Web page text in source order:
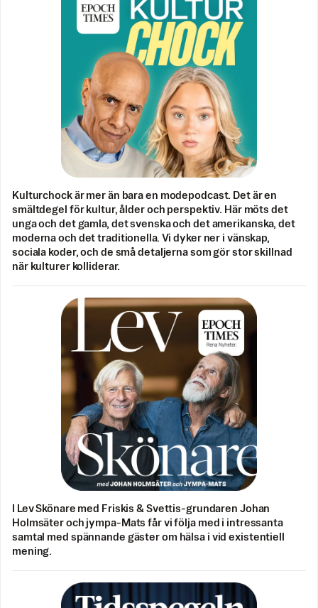
Kulturchock är mer än bara en modepodcast. Det är en
smältdegel för kultur, ålder och perspektiv. Här möts det
unga och det gamla, det svenska och det amerikanska, det
moderna och det traditionella. Vi dyker ner i vänskap,
sociala koder, och de små detaljerna som gör stor skillnad
när kulturer kolliderar.
I Lev Skönare med Friskis & Svettis-grundaren Johan
Holmsäter och jympa-Mats får vi följa med i intressanta
samtal med spännande gäster om hälsa i vid existentiell
mening.